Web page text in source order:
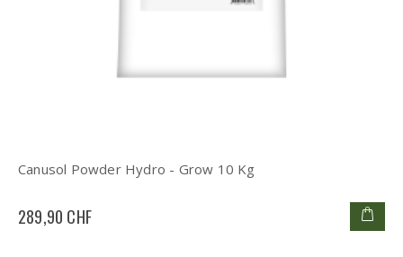
Canusol Powder Hydro - Grow 10 Kg
289,90 CHF